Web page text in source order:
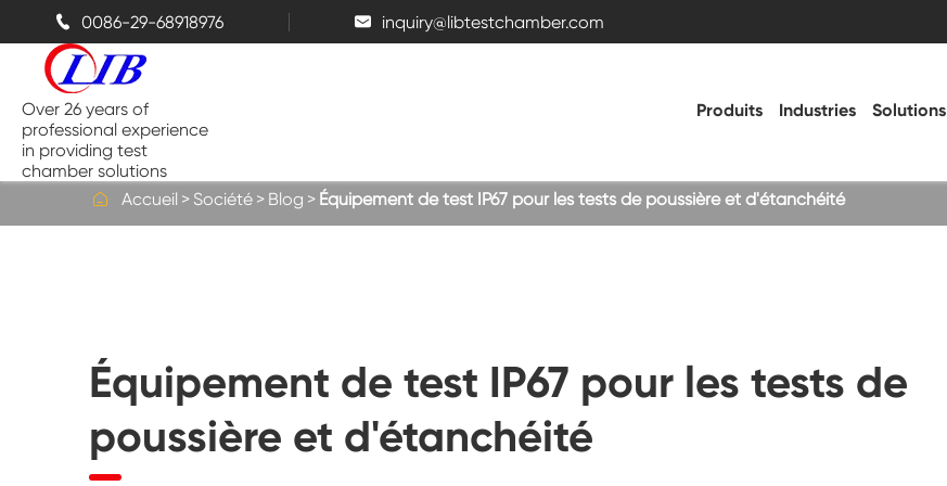
 0086-29-68918976  inquiry@libtestchamber.com
Over 26 years of
professional experience
in providing test
chamber solutions
Produits
Chambres thermiques
Chambres de pulvérisation de sel
Chambre de vibration
Chambre d'essai haute basse température
Industries Solutions
 Accueil Société Blog Équipement de test IP67 pour les tests de poussière et d'étanchéité
Équipement de test IP67 pour les tests de
poussière et d'étanchéité